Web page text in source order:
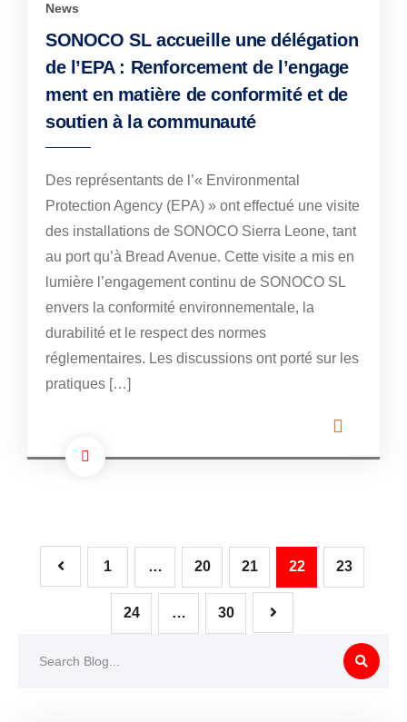
News
SONOCO SL accueille une délégation
de l’EPA : Renforcement de l’engage
ment en matière de conformité et de
soutien à la communauté
Des représentants de l’« Environmental
Protection Agency (EPA) » ont effectué une visite
des installations de SONOCO Sierra Leone, tant
au port qu’à Bread Avenue. Cette visite a mis en
lumière l’engagement continu de SONOCO SL
envers la conformité environnementale, la
durabilité et le respect des normes
réglementaires. Les discussions ont porté sur les
pratiques […]
1 … 20 21 22 23
24 … 30